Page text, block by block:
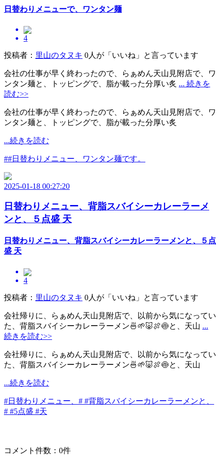
日替わりメニューで、ワンタン麺
4
投稿者： 里山のタヌキ 0人が「いいね」と言っています
会社の仕事が早く終わったので、らぁめん天山見附店で、ワ
ンタン麺と、トッピングで、脂が載った分厚い炙 ... 続きを
読む>>
会社の仕事が早く終わったので、らぁめん天山見附店で、ワ
ンタン麺と、トッピングで、脂が載った分厚い炙
...続きを読む
##日替わりメニュー、ワンタン麺です。
2025-01-18 00:27:20
日替わりメニュー、背脂スバイシーカレーラーメ
ンと、５点盛 天
日替わりメニュー、背脂スバイシーカレーラーメンと、５点
盛 天
4
投稿者： 里山のタヌキ 0人が「いいね」と言っています
会社帰りに、らぁめん天山見附店で、以前から気になってい
た、背脂スバイシーカレーラーメン🍜🌱🐷🍖🍥と、天山 ...
続きを読む>>
会社帰りに、らぁめん天山見附店で、以前から気になってい
た、背脂スバイシーカレーラーメン🍜🌱🐷🍖🍥と、天山
...続きを読む
#日替わりメニュー、# #背脂スバイシーカレーラーメンと、
# #5点盛 #天
コメント件数：0件